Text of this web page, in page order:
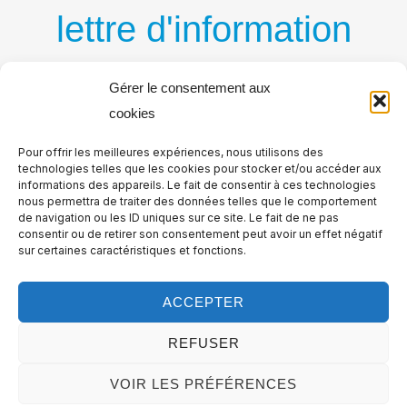
Gérer le consentement aux
cookies
Pour offrir les meilleures expériences, nous utilisons des
technologies telles que les cookies pour stocker et/ou accéder aux
informations des appareils. Le fait de consentir à ces technologies
nous permettra de traiter des données telles que le comportement
de navigation ou les ID uniques sur ce site. Le fait de ne pas
consentir ou de retirer son consentement peut avoir un effet négatif
sur certaines caractéristiques et fonctions.
ACCEPTER
REFUSER
VOIR LES PRÉFÉRENCES
lettre d'information
par courriel
par courriel